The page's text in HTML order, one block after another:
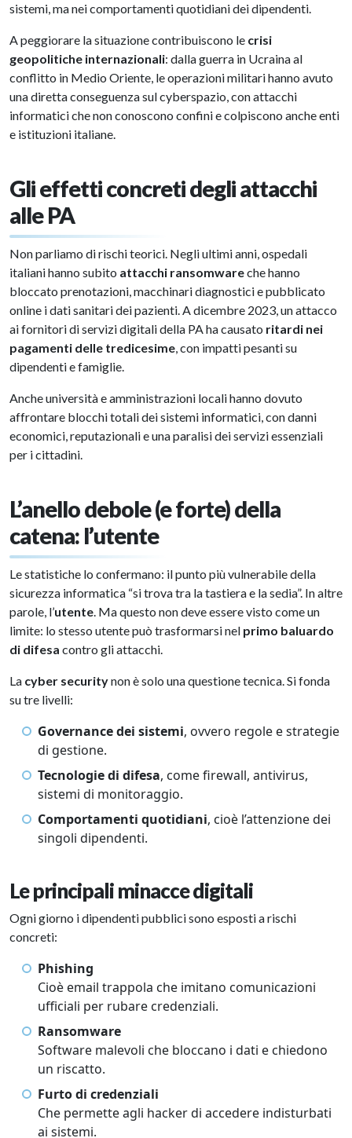
sistemi, ma nei comportamenti quotidiani dei dipendenti.
A peggiorare la situazione contribuiscono le crisi
geopolitiche internazionali: dalla guerra in Ucraina al
conflitto in Medio Oriente, le operazioni militari hanno avuto
una diretta conseguenza sul cyberspazio, con attacchi
informatici che non conoscono confini e colpiscono anche enti
e istituzioni italiane.
Gli effetti concreti degli attacchi
alle PA
Non parliamo di rischi teorici. Negli ultimi anni, ospedali
italiani hanno subito attacchi ransomwareche hanno
bloccato prenotazioni, macchinari diagnostici e pubblicato
online i dati sanitari dei pazienti. A dicembre 2023, un attacco
ai fornitori di servizi digitali della PA ha causato ritardi nei
pagamenti delle tredicesime, con impatti pesanti su
dipendenti e famiglie.
Anche università e amministrazioni locali hanno dovuto
affrontare blocchi totali dei sistemi informatici, con danni
economici, reputazionali e una paralisi dei servizi essenziali
per i cittadini.
L’anello debole (e forte) della
catena: l’utente
Le statistiche lo confermano: il punto più vulnerabile della
sicurezza informatica “si trova tra la tastiera e la sedia”. In altre
parole, l’utente. Ma questo non deve essere visto come un
limite: lo stesso utente può trasformarsi nel primo baluardo
di difesa contro gli attacchi.
La cyber securitynon è solo una questione tecnica. Si fonda
su tre livelli:
Governance dei sistemi, ovvero regole e strategie
di gestione.
Tecnologie di difesa, come firewall, antivirus,
sistemi di monitoraggio.
Comportamenti quotidiani, cioè l’attenzione dei
singoli dipendenti.
Le principali minacce digitali
Ogni giorno i dipendenti pubblici sono esposti a rischi
concreti:
Phishing
Cioè email trappola che imitano comunicazioni
ufficiali per rubare credenziali.
Ransomware
Software malevoli che bloccano i dati e chiedono
un riscatto.
Furto di credenziali
Che permette agli hacker di accedere indisturbati
ai sistemi.